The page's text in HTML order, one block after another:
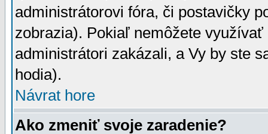
administrátorovi fóra, či postavičky
zobrazia). Pokiaľ nemôžete
administrátori zakázali, a Vy by ste
hodia).
Návrat hore
Ako zmeniť svoje zaradenie?